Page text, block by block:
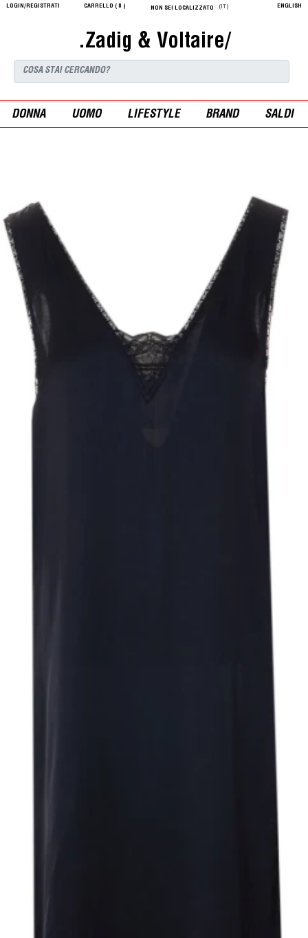
LOGIN/REGISTRATI CARRELLO ( 0 ) NON SEI LOCALIZZATO (IT) ENGLISH
.Zadig & Voltaire/
DONNA UOMO LIFESTYLE BRAND SALDI